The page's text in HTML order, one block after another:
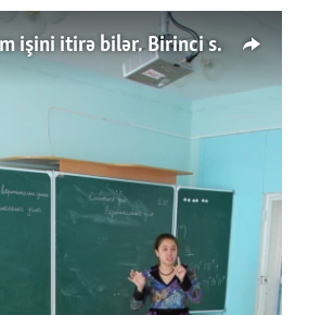
50 min müəllim işini itirə bilər. Birinci sinfə gedənlər azalır